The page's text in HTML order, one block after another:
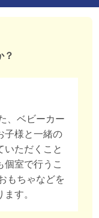
？
、ベビーカー
子様と一緒の
いただくこと
個室で行うこ
もちゃなどを
す。